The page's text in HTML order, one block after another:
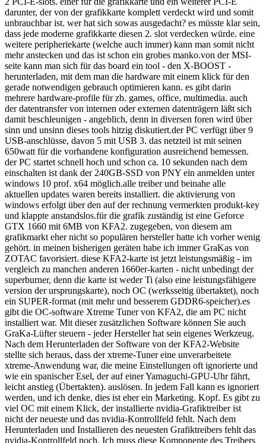
darunter, der von der grafikkarte komplett verdeckt wird und somit
unbrauchbar ist. wer hat sich sowas ausgedacht? es müsste klar sein,
dass jede moderne grafikkarte diesen 2. slot verdecken würde. eine
weitere peripheriekarte (welche auch immer) kann man somit nicht
mehr anstecken und das ist schon ein grobes manko.von der MSI-
seite kann man sich für das board ein tool - den X-BOOST -
herunterladen, mit dem man die hardware mit einem klick für den
gerade notwendigen gebrauch optimieren kann. es gibt darin
mehrere hardware-profile für zb. games, office, multimedia. auch
der datentransfer von internen oder externen datenträgern läßt sich
damit beschleunigen - angeblich, denn in diversen foren wird über
sinn und unsinn dieses tools hitzig diskutiert.der PC verfügt über 9
USB-anschlüsse, davon 5 mit USB 3. das netzteil ist mit seinen
650watt für die vorhandene konfiguration ausreichend bemessen.
der PC startet schnell hoch und schon ca. 10 sekunden nach dem
einschalten ist dank der 240GB-SSD von PNY ein anmelden unter
windows 10 prof. x64 möglich.alle treiber und beinahe alle
aktuellen updates waren bereits installiert. die aktivierung von
windows erfolgt über den auf der rechnung vermerkten produkt-key
und klappte anstandslos.für die grafik zuständig ist eine Geforce
GTX 1660 mit 6MB von KFA2. zugegeben, von diesem am
grafikmarkt eher nicht so populären hersteller hatte ich vorher wenig
gehört. in meinen bisherigen geräten habe ich immer GraKas von
ZOTAC favorisiert. diese KFA2-karte ist jetzt leistungsmäßig - im
vergleich zu manchen anderen 1660er-karten - nicht unbedingt der
superburner, denn die karte ist weder Ti (also eine leistungsfähigere
version der ursprungskarte), noch OC (werksseitig übertaktet), noch
ein SUPER-format (mit mehr und besserem GDDR6-speicher).es
gibt die OC-software Xtreme Tuner von KFA2, die am PC nicht
installiert war. Mit dieser zusätzlichen Software können Sie auch
GraKa-Lüfter steuern - jeder Hersteller hat sein eigenes Werkzeug.
Nach dem Herunterladen der Software von der KFA2-Website
stellte sich heraus, dass der xtreme-Tuner eine unverarbeitete
xtreme-Anwendung war, die meine Einstellungen oft ignorierte und
wie ein spanischer Esel, der auf einer Yamaguchi-GPU-Uhr fährt,
leicht anstieg (Übertakten). auslösen. In jedem Fall kann es ignoriert
werden, und ich denke, dies ist eher ein Marketing. Kopf. Es gibt zu
viel OC mit einem Klick, der installierte nvidia-Grafiktreiber ist
nicht der neueste und das nvidia-Kontrollfeld fehlt. Nach dem
Herunterladen und Installieren des neuesten Grafiktreibers fehlt das
nvidia-Kontrollfeld noch. Ich muss diese Komponente des Treibers